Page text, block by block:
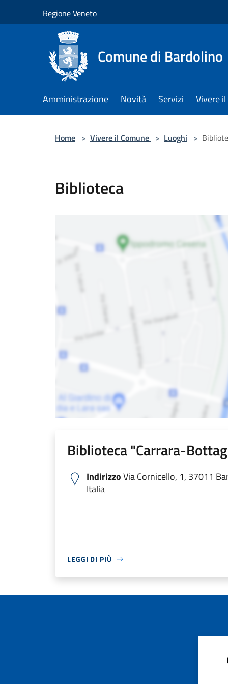
Regione Veneto
Comune di Bardolino
Amministrazione Novità Servizi Vivere
Home > Vivere il Comune > Luoghi >
Biblioteca
Biblioteca "Carrara-
IndirizzoVia Cornicello, 1, 37011
Italia
LEGGI DI PIÙ